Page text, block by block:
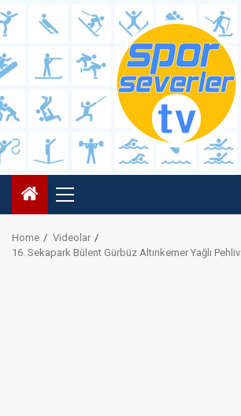
Skip
to
Primary
Menu
Home
Videolar
16. Sekapark Bülent Gürbüz Altınkemer Yağlı